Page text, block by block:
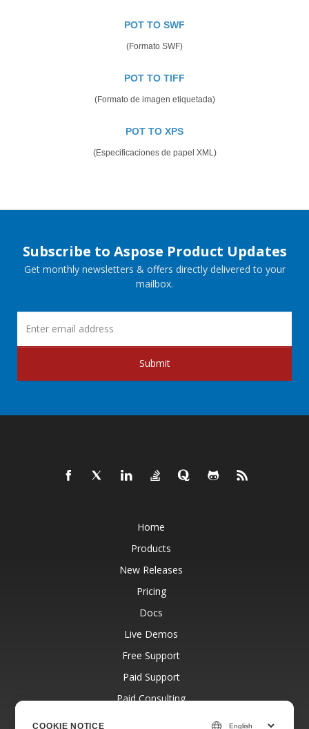
POT TO SWF
(Formato SWF)
POT TO TIFF
(Formato de imagen etiquetada)
POT TO XPS
(Especificaciones de papel XML)
Subscribe to Aspose Product Updates
Get monthly newsletters & offers directly delivered to your
mailbox.
Submit
Home
Products
New Releases
Pricing
Docs
Live Demos
Free Support
Paid Support
Paid Consulting
COOKIE NOTICE